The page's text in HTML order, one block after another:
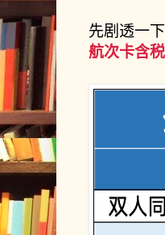
先剧透一下
航次卡含